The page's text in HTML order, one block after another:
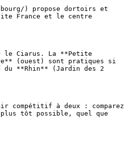
) propose dortoirs et
France et le centre
le Ciarus. La **Petite
(ouest) sont pratiques si
**Rhin** (Jardin des 2
compétitif à deux : comparez
tôt possible, quel que